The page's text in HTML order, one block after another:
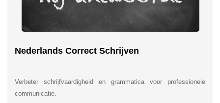
Nederlands Correct Schrijven
Verbeter schrijfvaardigheid en grammatica voor professionele
communicatie.